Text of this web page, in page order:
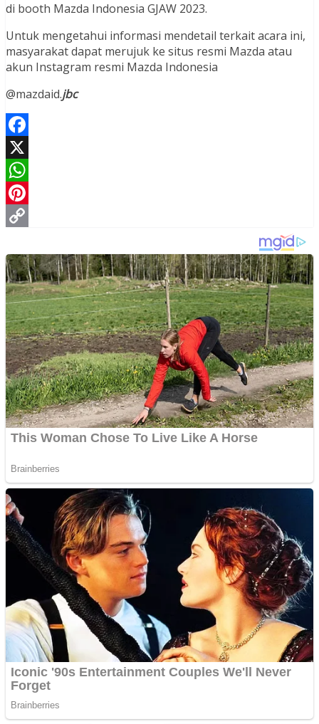
di booth Mazda Indonesia GJAW 2023.
Untuk mengetahui informasi mendetail terkait acara ini,
masyarakat dapat merujuk ke situs resmi Mazda atau
akun Instagram resmi Mazda Indonesia
@mazdaid.jbc
Facebook
X
WhatsApp
Pinterest
Link